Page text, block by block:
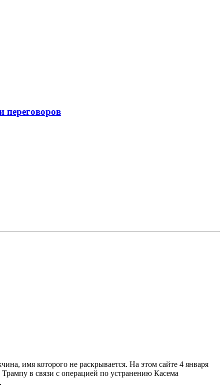
переговоров
имя которого не раскрывается. На этом сайте 4 января
в связи с операцией по устранению Касема